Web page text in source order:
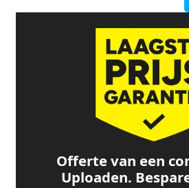
Offerte van een
Uploaden.